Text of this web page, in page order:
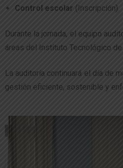
Control escolar (Inscripción).
Durante la jornada, el equipo
áreas del Instituto Tecnológico
La auditoría continuará el día de
gestión eficiente, sostenible y